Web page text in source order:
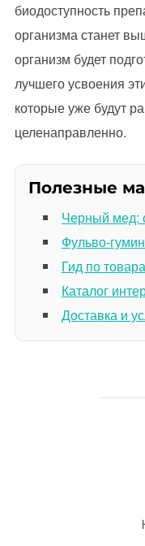
биодоступность
организма станет
организм будет
лучшего усвоения
которые уже будут
целенаправленно.
Полезные
Черный мед:
Фульво-
Гид по
Каталог
Доставка и